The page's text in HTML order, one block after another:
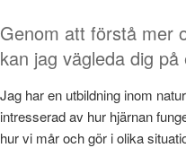
Genom att förstå mer
kan jag vägleda dig
Jag har en utbildning inom
intresserad av hur hjärnan
hur vi mår och gör i olika